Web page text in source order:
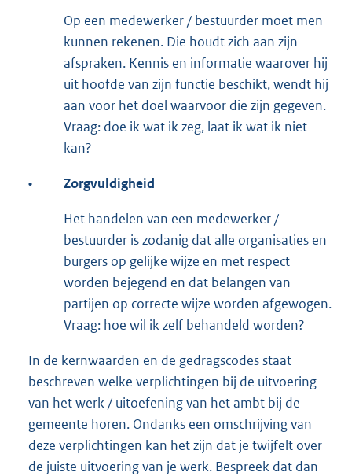
Op een medewerker / bestuurder moet men
kunnen rekenen. Die houdt zich aan zijn
afspraken. Kennis en informatie waarover hij
uit hoofde van zijn functie beschikt, wendt hij
aan voor het doel waarvoor die zijn gegeven.
Vraag: doe ik wat ik zeg, laat ik wat ik niet
kan?
• Zorgvuldigheid
Het handelen van een medewerker /
bestuurder is zodanig dat alle organisaties en
burgers op gelijke wijze en met respect
worden bejegend en dat belangen van
partijen op correcte wijze worden afgewogen.
Vraag: hoe wil ik zelf behandeld worden?
In de kernwaarden en de gedragscodes staat
beschreven welke verplichtingen bij de uitvoering
van het werk / uitoefening van het ambt bij de
gemeente horen. Ondanks een omschrijving van
deze verplichtingen kan het zijn dat je twijfelt over
de juiste uitvoering van je werk. Bespreek dat dan